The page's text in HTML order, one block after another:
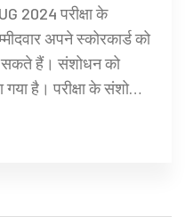
2024 परीक्षा के
अपने स्कोरकार्ड को
सकते हैं। संशोधन को
है। परीक्षा के संशोधित